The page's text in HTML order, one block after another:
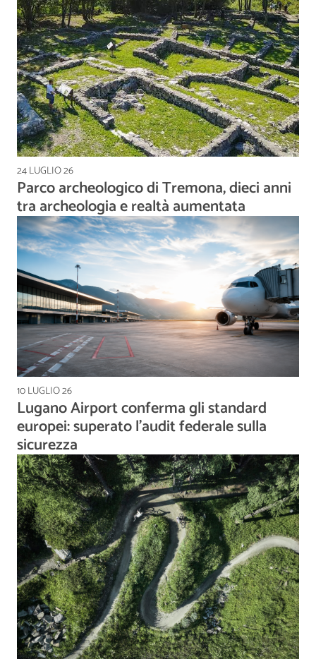
24 LUGLIO 26
Parco archeologico di Tremona, dieci anni
tra archeologia e realtà aumentata
10 LUGLIO 26
Lugano Airport conferma gli standard
europei: superato l'audit federale sulla
sicurezza